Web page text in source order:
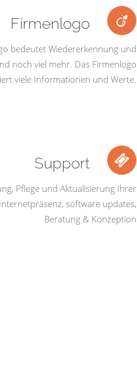
Firmenlogo
bedeutet Wiedererkennung und
noch viel mehr. Das Firmenlogo
viele Informationen und Werte.
Support
Pflege und Aktualisierung Ihrer
Internetpräsenz, software updates,
Beratung & Konzeption